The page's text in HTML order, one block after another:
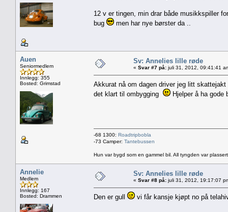
12 v er tingen, min drar både musikkspiller
bug
men har nye børster da ..
Auen
Seniormedlem
Innlegg: 355
Bosted: Grimstad
Sv: Annelies lille røde
« Svar #7 på: juli 31, 2012, 09:41:41
Akkurat nå om dagen driver jeg litt
det klart til ombygging
Hjelper å ha
-68 1300: Roadtripbobla
-73 Camper: Tantebussen
Hun var bygd som en gammel bil. All tyngden var
Annelie
Medlem
Innlegg: 167
Bosted: Drammen
Sv: Annelies lille røde
« Svar #8 på: juli 31, 2012, 19:17:07
Den er gull vi får kansje kjøpt no på